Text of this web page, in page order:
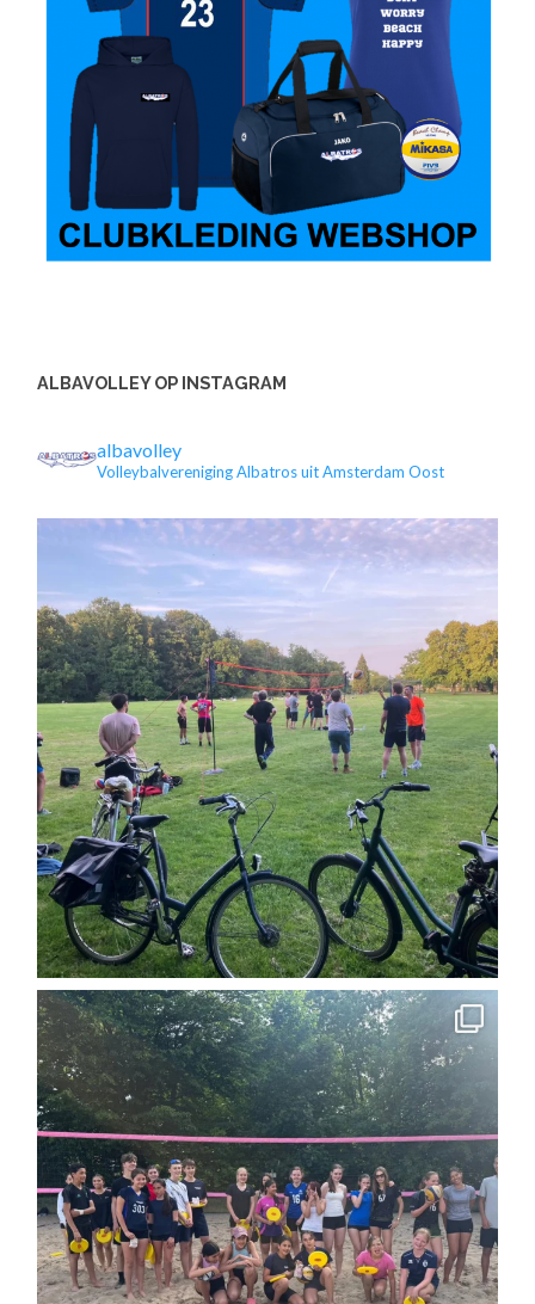
ALBAVOLLEY OP INSTAGRAM
albavolley
Volleybalvereniging Albatros uit Amsterdam Oost